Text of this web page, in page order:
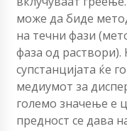
може да биде
на течни фази
фаза од раствори).
супстанцијата ќе
медиумот за
големо значење е
предност се дава